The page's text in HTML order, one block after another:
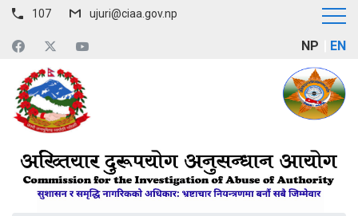
107 ujuri@ciaa.gov.np
NP EN